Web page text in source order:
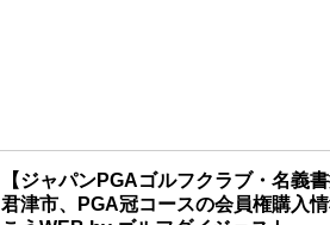
【ジャパンPGAゴルフクラブ・名義
君津市、PGA冠コースの会員権購入